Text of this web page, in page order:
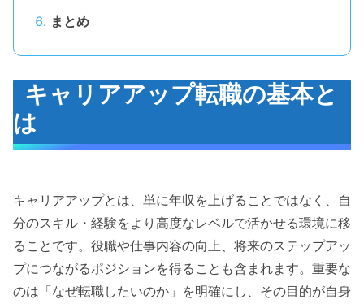
まとめ
キャリアアップ転職の基本と
は
キャリアアップとは、単に年収を上げることではなく、自
分のスキル・経験をより高度なレベルで活かせる環境に移
ることです。役職や仕事内容の向上、将来のステップアッ
プにつながるポジションを得ることも含まれます。重要な
のは「なぜ転職したいのか」を明確にし、その目的が自身